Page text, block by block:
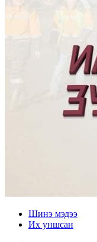
Шинэ мэдээ
Их уншсан